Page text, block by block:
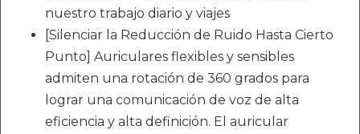
nuestro trabajo diario y viajes
[Silenciar la Reducción de Ruido Hasta Cierto
Punto] Auriculares flexibles y sensibles
admiten una rotación de 360 ​​grados para
lograr una comunicación de voz de alta
eficiencia y alta definición. El auricular